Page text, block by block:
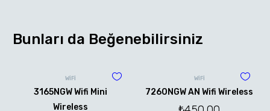
Bunları da Beğenebilirsiniz
WİFİ
3165NGW Wifi Mini
Wireless
WİFİ
7260NGW AN Wifi Wireless